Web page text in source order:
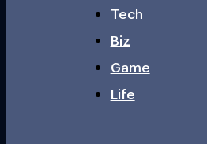
Tech
Biz
Game
Life